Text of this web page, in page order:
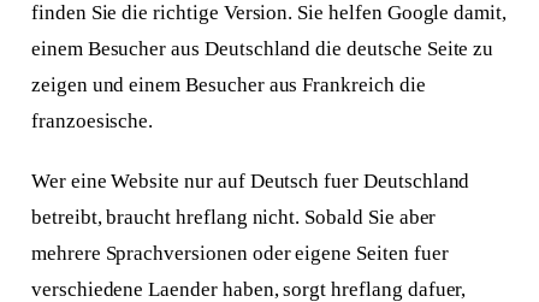
finden Sie die richtige Version. Sie helfen Google damit,
einem Besucher aus Deutschland die deutsche Seite zu
zeigen und einem Besucher aus Frankreich die
franzoesische.
Wer eine Website nur auf Deutsch fuer Deutschland
betreibt, braucht hreflang nicht. Sobald Sie aber
mehrere Sprachversionen oder eigene Seiten fuer
verschiedene Laender haben, sorgt hreflang dafuer,